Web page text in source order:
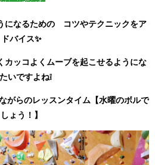
になるための
コツやテクニックをア
ドバイス✨
カッコよくムーブを起こせるようにな
いですよね❕
がらのレッスンタイム【水曜のボルで
しょう！】